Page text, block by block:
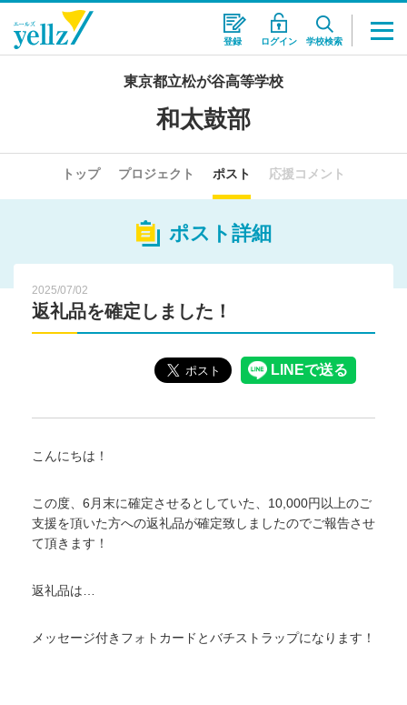
登録 ログイン 学校検索
東京都立松が谷高等学校
和太鼓部
トップ プロジェクト ポスト 応援コメント
ポスト詳細
2025/07/02
返礼品を確定しました！
こんにちは！
この度、6月末に確定させるとしていた、10,000円以上のご
支援を頂いた方への返礼品が確定致しましたのでご報告させ
て頂きます！
返礼品は…
メッセージ付きフォトカードとバチストラップになります！